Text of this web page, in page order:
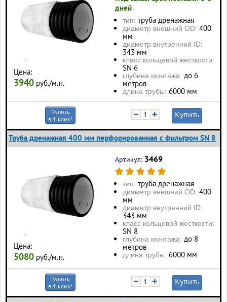
Цена:
3940 руб./м.п.
дней
тип: труба дренажная
диаметр внешний OD: 400
мм
диаметр внутренний ID:
343 мм
класс кольцевой жесткости:
SN 6
глубина монтажа: до 6
метров
длина трубы: 6000 мм
Купить
в 1 клик!
− + Купить
Труба дренажная 400 мм перфорированная с фильтром SN 8
Цена:
5080 руб./м.п.
Артикул: 3469
тип: труба дренажная
диаметр внешний OD: 400
мм
диаметр внутренний ID:
343 мм
класс кольцевой жесткости:
SN 8
глубина монтажа: до 8
метров
длина трубы: 6000 мм
Купить
в 1 клик!
− + Купить